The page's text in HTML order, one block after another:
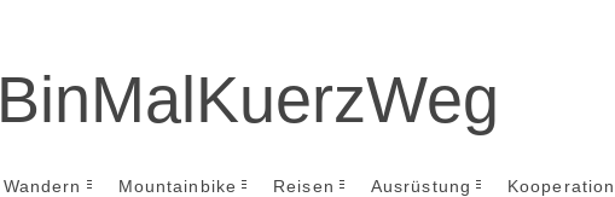
BinMalKuerzWeg
Wandern Mountainbike Reisen Ausrüstung Kooperation